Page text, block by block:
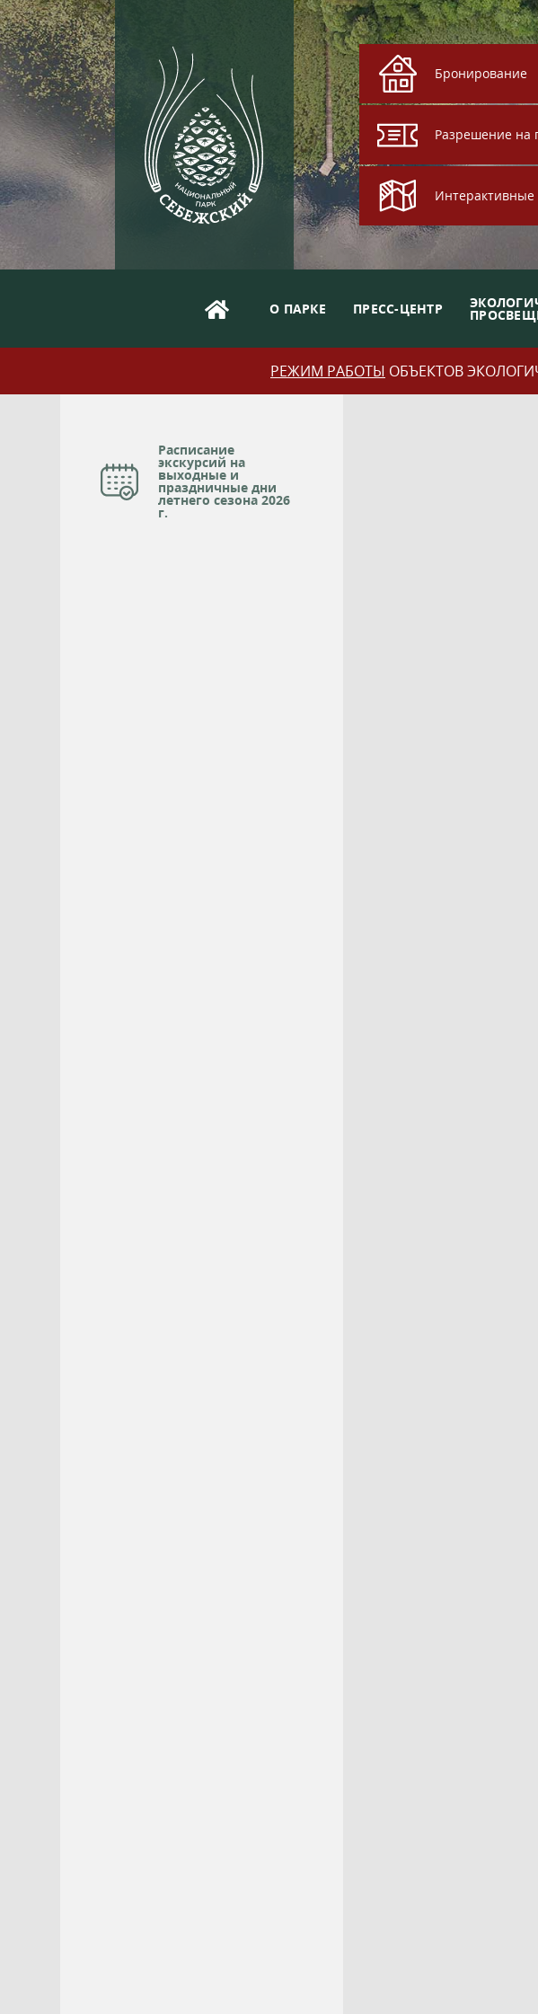
Бронирование
Разрешение на
Интерактивные
О ПАРКЕ ПРЕСС-ЦЕНТР
РЕЖИМ РАБОТЫ ОБЪЕКТОВ
Расписание
экскурсий на
выходные и
праздничные дни
летнего сезона 2026
г.